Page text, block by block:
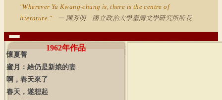
"Wherever Yu Kwang-chung is, there is the centre of
literature."
— 陳芳明 國立政治大學臺灣文學研究所所長
1962年作品
懷夏菁
蜜月：給仍是新娘的妻
啊，春天來了
春天，遂想起